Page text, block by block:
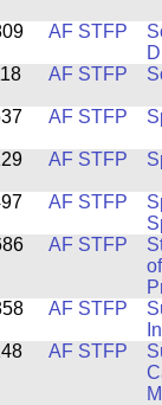
AF STFP
AF STFP
AF STFP
AF STFP
AF STFP
AF STFP
AF STFP
AF STFP